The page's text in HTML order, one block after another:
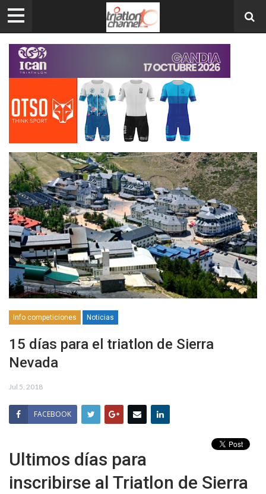
Info competiciones Noticias
15 días para el triatlon de Sierra
Nevada
Jul 5, 2018
FACEBOOK
Ultimos días para
inscribirse al Triatlon de Sierra